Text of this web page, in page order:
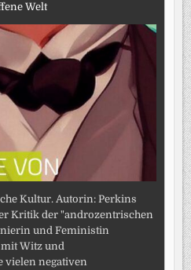
Welt
Kultur. Autorin: Perkins
Kritik der "androzentrischen
und Feministin
Witz und
vielen negativen